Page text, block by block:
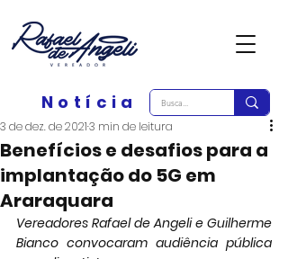
Notícia
Benefícios e desafios para a
implantação do 5G em
Araraquara
3 de dez. de 20213 min de leitura
Vereadores Rafael de Angeli e Guilherme
Bianco convocaram audiência pública